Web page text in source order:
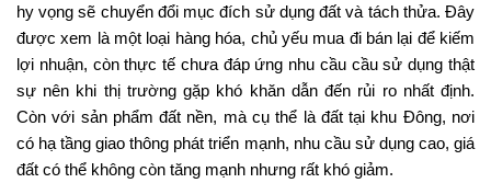
hy vọng sẽ chuyển đổi mục đích sử dụng đất và tách thửa. Đây
được xem là một loại hàng hóa, chủ yếu mua đi bán lại để kiếm
lợi nhuận, còn thực tế chưa đáp ứng nhu cầu cầu sử dụng thật
sự nên khi thị trường gặp khó khăn dẫn đến rủi ro nhất định.
Còn với sản phẩm đất nền, mà cụ thể là đất tại khu Đông, nơi
có hạ tầng giao thông phát triển mạnh, nhu cầu sử dụng cao, giá
đất có thể không còn tăng mạnh nhưng rất khó giảm.